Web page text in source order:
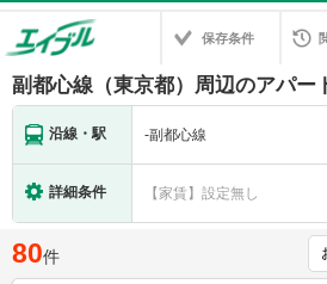
保存条件
副都心線（東京都）周辺のアパー
沿線・駅 -副都心線
詳細条件 【家賃】設定無し
80件